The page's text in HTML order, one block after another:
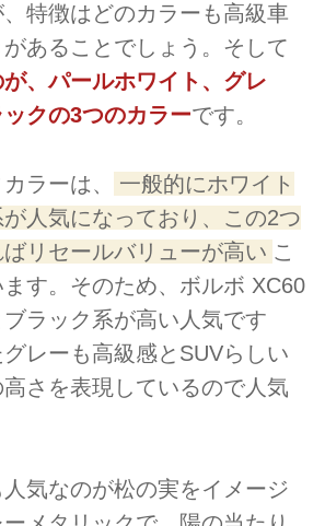
特徴はどのカラーも高級車
あることでしょう。そして
が、パールホワイト、グレ
クの3つのカラーです。
ラーは、
一般的にホワイト
人気になっており、この2つ
リセールバリューが高い こ
す。そのため、ボルボ XC60
ラック系が高い人気です
レーも高級感とSUVらしい
さを表現しているので人気
気なのが松の実をイメージ